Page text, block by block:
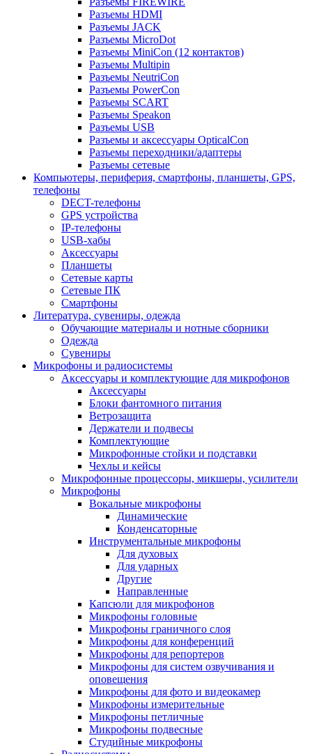
Разъемы HDMI
Разъемы JACK
Разъемы MicroDot
Разъемы MiniCon (12 контактов)
Разъемы Multipin
Разъемы NeutriCon
Разъемы PowerCon
Разъемы SCART
Разъемы Speakon
Разъемы USB
Разъемы и аксессуары OpticalCon
Разъемы переходники/адаптеры
Разъемы сетевые
Компьютеры, периферия, смартфоны, планшеты, GPS,
телефоны
DECT-телефоны
GPS устройства
IP-телефоны
USB-хабы
Аксессуары
Планшеты
Сетевые карты
Сетевые ПК
Смартфоны
Литература, сувениры, одежда
Обучающие материалы и нотные сборники
Одежда
Сувениры
Микрофоны и радиосистемы
Аксессуары и комплектующие для микрофонов
Аксессуары
Блоки фантомного питания
Ветрозащита
Держатели и подвесы
Комплектующие
Микрофонные стойки и подставки
Чехлы и кейсы
Микрофонные процессоры, микшеры, усилители
Микрофоны
Вокальные микрофоны
Динамические
Конденсаторные
Инструментальные микрофоны
Для духовых
Для ударных
Другие
Направленные
Капсюли для микрофонов
Микрофоны головные
Микрофоны граничного слоя
Микрофоны для конференций
Микрофоны для репортеров
Микрофоны для систем озвучивания и
оповещения
Микрофоны для фото и видеокамер
Микрофоны измерительные
Микрофоны петличные
Микрофоны подвесные
Студийные микрофоны